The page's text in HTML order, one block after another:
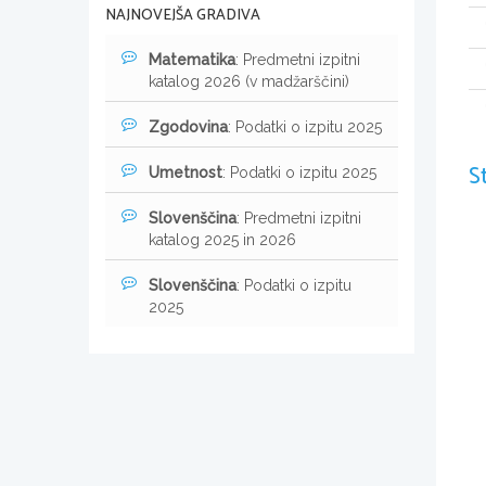
NAJNOVEJŠA GRADIVA
Matematika: Predmetni izpitni
katalog 2026 (v madžarščini)
Zgodovina: Podatki o izpitu 2025
Umetnost: Podatki o izpitu 2025
Slovenščina: Predmetni izpitni
katalog 2025 in 2026
Slovenščina: Podatki o izpitu
2025